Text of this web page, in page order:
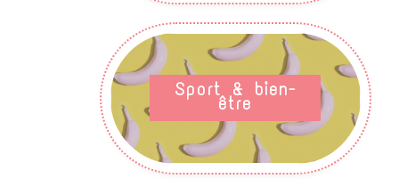
Sport & bien-
être